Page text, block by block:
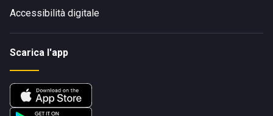
Accessibilità digitale
Scarica l'app